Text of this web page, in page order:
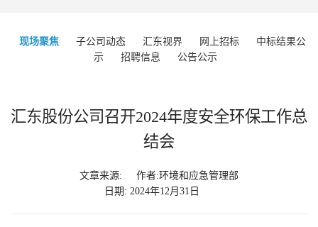
现场聚焦 子公司动态 汇东视界 网上招标
中标结果公
示
招聘信息 公告公示
汇东股份公司召开2024年度安全环保工作总
结会
文章来源:
作者:环境和应急管理部
日期: 2024年12月31日